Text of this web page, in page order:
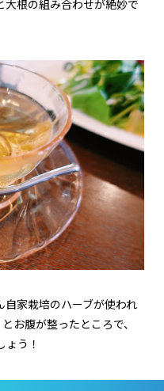
大根の組み合わせが絶妙で
家栽培のハーブが使われ
お腹が整ったところで、
う！